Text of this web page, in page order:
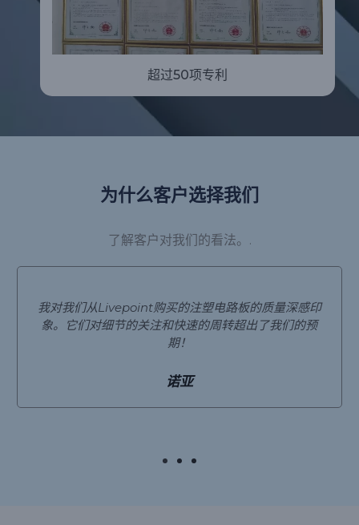
超过50项专利
为什么客户选择我们
了解客户对我们的看法。.
我对我们从Livepoint购买的注塑电路板的质量深感印
象。它们对细节的关注和快速的周转超出了我们的预
期！
诺亚